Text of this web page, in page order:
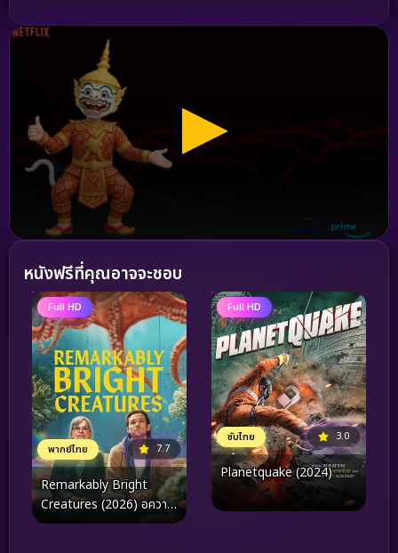
หนังฟรีที่คุณอาจจะชอบ
Full HD
พากย์ไทย 7.7
Remarkably Bright
Creatures (2026) อควา
เรียมสำหรับคน หมึก และ
Full HD
ซับไทย 3.0
Planetquake (2024)